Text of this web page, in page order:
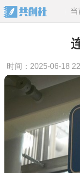
当
记
时间：2025-06-18